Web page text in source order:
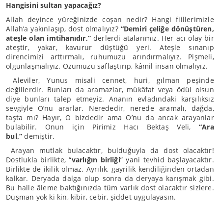
Hangisini sultan yapacağız?
Allah deyince yüreğinizde coşan nedir? Hangi fiillerimizle
Allah’a yakınlaşıp, dost olmalıyız? “Demiri çeliğe dönüştüren,
ateşle olan imtihanıdır,”derlerdi atalarımız. Her acı olay bir
ateştir, yakar, kavurur düştüğü yeri. Ateşle sınanıp
direncimizi arttırmalı, ruhumuzu arındırmalıyız. Pişmeli,
olgunlaşmalıyız. Özümüzü saflaştırıp, kâmil insan olmalıyız.
Aleviler, Yunus misali cennet, huri, gılman peşinde
değillerdir. Bunları da aramazlar, mükâfat veya ödül olsun
diye bunları talep etmeyiz. Ananın evladındaki karşılıksız
sevgiyle O’nu ararlar. Nerededir, nerede aramalı, dağda,
taşta mı? Hayır, O bizdedir ama O’nu da ancak arayanlar
bulabilir. Onun için Pirimiz Hacı Bektaş Veli,“Ara
bul,” demiştir.
Arayan mutlak bulacaktır, bulduğuyla da dost olacaktır!
Dostlukla birlikte, “varlığın birliği” yani tevhid başlayacaktır.
Birlikte de ikilik olmaz. Ayrılık, gayrilik kendiliğinden ortadan
kalkar. Deryada dalga olup sonra da deryaya karışmak gibi.
Bu halle âleme baktığınızda tüm varlık dost olacaktır sizlere.
Düşman yok ki kin, kibir, cebir, şiddet uygulayasın.